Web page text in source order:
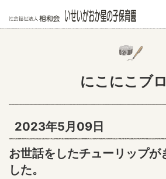
にこにこブ
2023年5月09日
お世話をしたチューリップが
した。